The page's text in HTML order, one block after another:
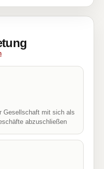
Gesellschaft mit sich als
abzuschließen